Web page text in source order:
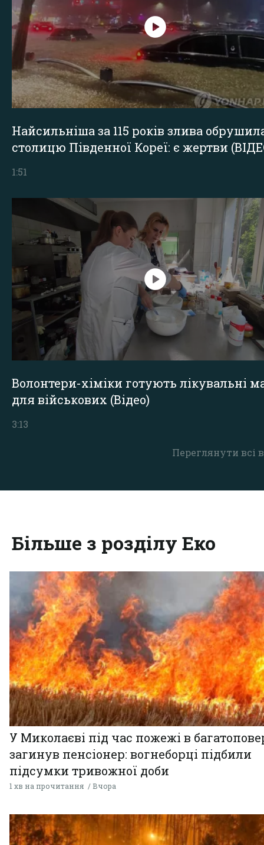
Переглянути всі
Найсильніша за 115 років злива
столицю Південної Кореї: є жертви
1:51
Волонтери-хіміки готують лікувальні
для військових (Відео)
3:13
Більше з розділу Еко
У Миколаєві під час пожежі в
загинув пенсіонер: вогнеборці підбили
підсумки тривожної доби
1 хв на прочитання Вчора